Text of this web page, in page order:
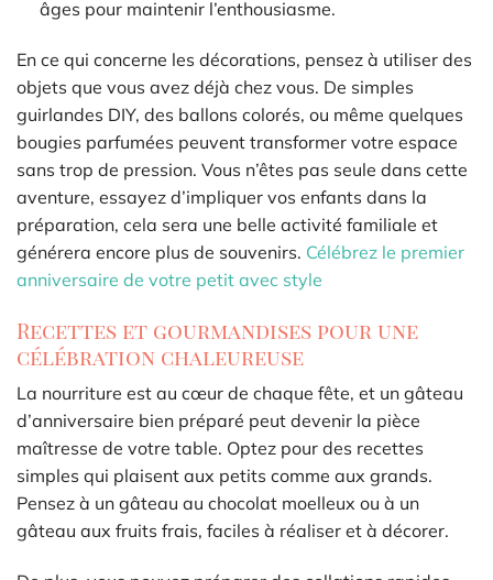
âges pour maintenir l’enthousiasme.
En ce qui concerne les décorations, pensez à utiliser des
objets que vous avez déjà chez vous. De simples
guirlandes DIY, des ballons colorés, ou même quelques
bougies parfumées peuvent transformer votre espace
sans trop de pression. Vous n’êtes pas seule dans cette
aventure, essayez d’impliquer vos enfants dans la
préparation, cela sera une belle activité familiale et
générera encore plus de souvenirs. Célébrez le premier
anniversaire de votre petit avec style
Recettes et gourmandises pour une
célébration chaleureuse
La nourriture est au cœur de chaque fête, et un gâteau
d’anniversaire bien préparé peut devenir la pièce
maîtresse de votre table. Optez pour des recettes
simples qui plaisent aux petits comme aux grands.
Pensez à un gâteau au chocolat moelleux ou à un
gâteau aux fruits frais, faciles à réaliser et à décorer.